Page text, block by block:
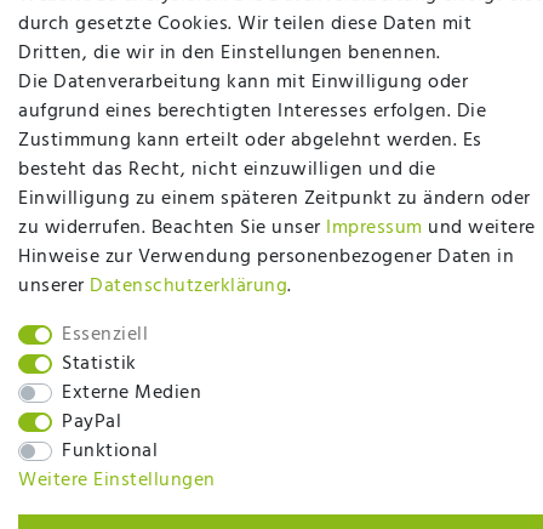
möchten richtig gut schlafen, legen Wert auf
qualitativ hochwertige Produkte und eine solide
Fachberatung für Matratzen und andere
Bettwaren? Dann sind Sie bei uns genau richtig.
Ob online oder vor Ort im Fachgeschäft in
Ibbenbüren - wir beraten Sie gerne!
Mehr erfahren
durch gesetzte Cookies. Wir teilen diese Daten mit
Dritten, die wir in den Einstellungen benennen.
Die Datenverarbeitung kann mit Einwilligung oder
aufgrund eines berechtigten Interesses erfolgen. Die
Zustimmung kann erteilt oder abgelehnt werden. Es
besteht das Recht, nicht einzuwilligen und die
Einwilligung zu einem späteren Zeitpunkt zu ändern oder
zu widerrufen. Beachten Sie unser Impressum und weitere
Hinweise zur Verwendung personenbezogener Daten in
unserer Daten­schutz­erklärung.
Essenziell
Statistik
Externe Medien
PayPal
Funktional
Weitere Einstellungen
plentymarkets Template von